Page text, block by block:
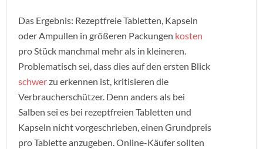
Das Ergebnis: Rezeptfreie Tabletten, Kapseln
oder Ampullen in größeren Packungen kosten
pro Stück manchmal mehr als in kleineren.
Problematisch sei, dass dies auf den ersten Blick
schwerzu erkennen ist, kritisieren die
Verbraucherschützer. Denn anders als bei
Salben sei es bei rezeptfreien Tabletten und
Kapseln nicht vorgeschrieben, einen Grundpreis
pro Tablette anzugeben. Online-Käufer sollten